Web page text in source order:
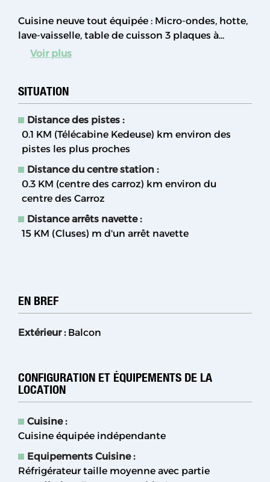
Cuisine neuve tout équipée : Micro-ondes, hotte,
lave-vaisselle, table de cuisson 3 plaques à...
Voir plus
SITUATION
Distance des pistes :
0.1 KM (Télécabine Kedeuse) km environ des
pistes les plus proches
Distance du centre station :
0.3 KM (centre des carroz) km environ du
centre des Carroz
Distance arrêts navette :
15 KM (Cluses) m d'un arrêt navette
EN BREF
Extérieur: Balcon
CONFIGURATION ET ÉQUIPEMENTS DE LA
LOCATION
Cuisine:
Cuisine équipée indépendante
Equipements Cuisine:
Réfrigérateur taille moyenne avec partie